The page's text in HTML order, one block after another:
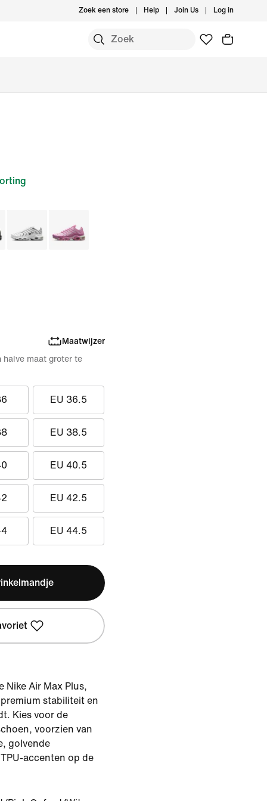
Zoek een store Help Join Us Log in
Maatwijzer
EU 36.5
EU 38.5
EU 40.5
EU 42.5
EU 44.5
halve maat groter te
Nike Air Max Plus,
stabiliteit en
Kies voor de
voorzien van
golvende
accenten op de